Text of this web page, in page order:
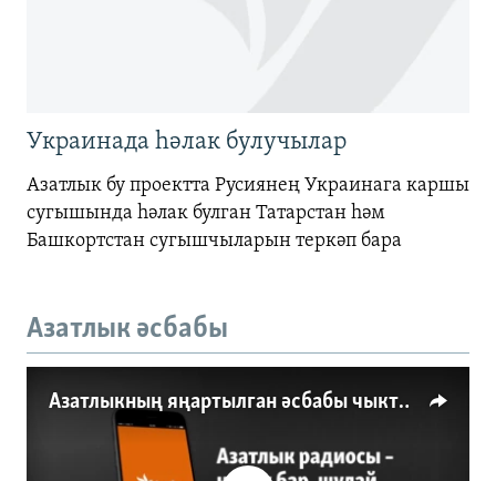
Украинада һәлак булучылар
Азатлык бу проектта Русиянең Украинага каршы
сугышында һәлак булган Татарстан һәм
Башкортстан сугышчыларын теркәп бара
Азатлык әсбабы
Азатлыкның яңартылган әсбабы чыкты